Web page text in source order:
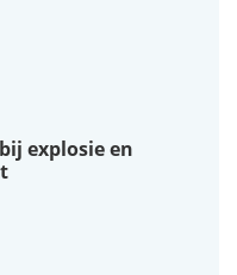
explosie en